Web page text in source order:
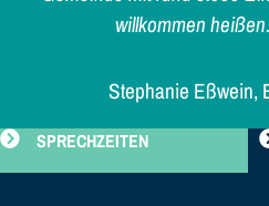
willkommen
Stephanie Eßwein,
SPRECHZEITEN